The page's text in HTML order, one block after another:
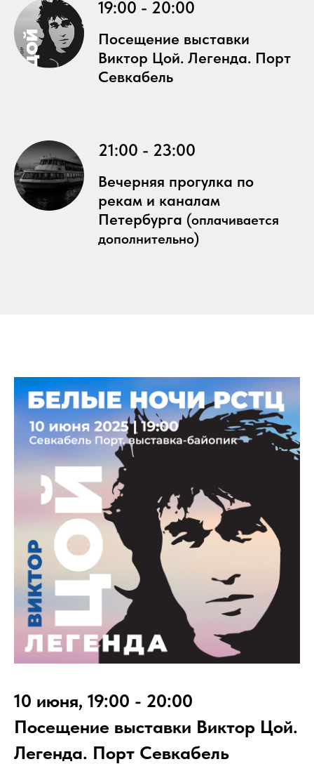
19:00 - 20:00
Посещение выставки
Виктор Цой. Легенда. Порт
Севкабель
21:00 - 23:00
Вечерняя прогулка по
рекам и каналам
Петербурга (оплачивается
дополнительно)
10 июня, 19:00 - 20:00
Посещение выставки Виктор Цой.
Легенда. Порт Севкабель